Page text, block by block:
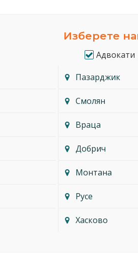
Изберете
Адвокати
Пазарджик
Смолян
Враца
Добрич
Монтана
Русе
Хасково